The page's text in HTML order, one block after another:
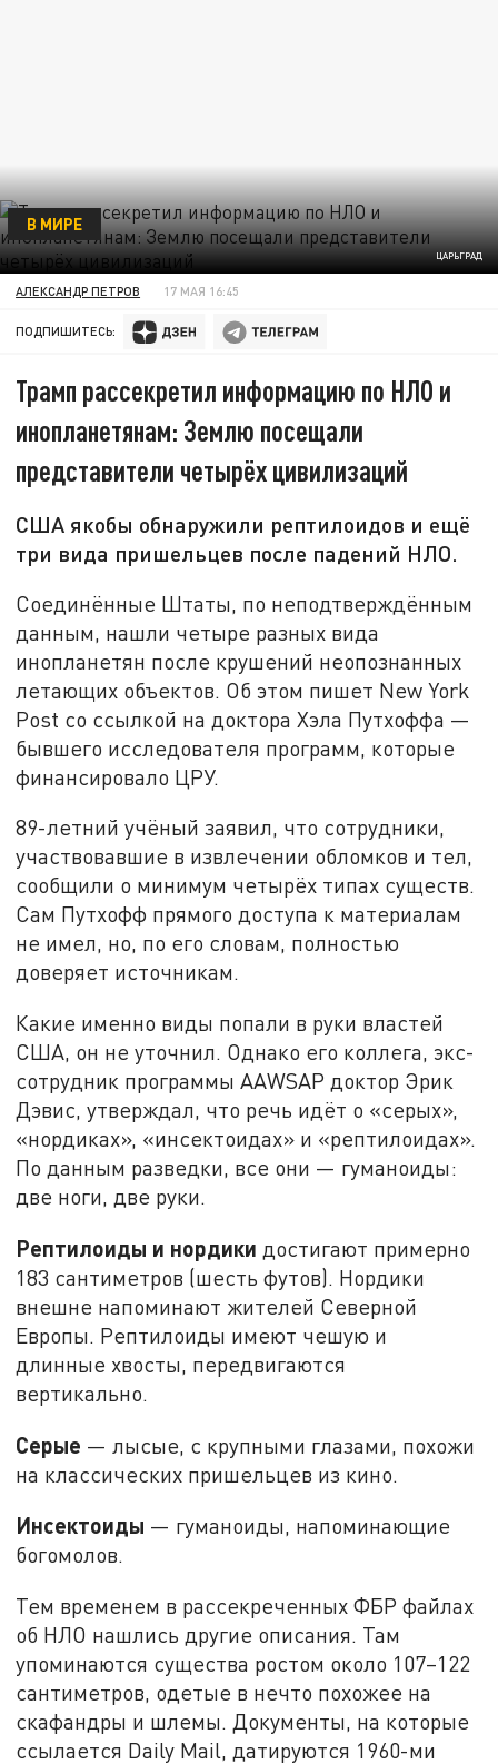
ЦАРЬГРАД
В МИРЕ
АЛЕКСАНДР ПЕТРОВ 17 МАЯ 16:45
ПОДПИШИТЕСЬ:
Трамп рассекретил информацию по НЛО и
инопланетянам: Землю посещали
представители четырёх цивилизаций
США якобы обнаружили рептилоидов и ещё
три вида пришельцев после падений НЛО.
Соединённые Штаты, по неподтверждённым
данным, нашли четыре разных вида
инопланетян после крушений неопознанных
летающих объектов. Об этом пишет New York
Post со ссылкой на доктора Хэла Путхоффа —
бывшего исследователя программ, которые
финансировало ЦРУ.
89-летний учёный заявил, что сотрудники,
участвовавшие в извлечении обломков и тел,
сообщили о минимум четырёх типах существ.
Сам Путхофф прямого доступа к материалам
не имел, но, по его словам, полностью
доверяет источникам.
Какие именно виды попали в руки властей
США, он не уточнил. Однако его коллега, экс-
сотрудник программы AAWSAP доктор Эрик
Дэвис, утверждал, что речь идёт о «серых»,
«нордиках», «инсектоидах» и «рептилоидах».
По данным разведки, все они — гуманоиды:
две ноги, две руки.
Рептилоиды и нордики достигают примерно
183 сантиметров (шесть футов). Нордики
внешне напоминают жителей Северной
Европы. Рептилоиды имеют чешую и
длинные хвосты, передвигаются
вертикально.
Серые — лысые, с крупными глазами, похожи
на классических пришельцев из кино.
Инсектоиды — гуманоиды, напоминающие
богомолов.
Тем временем в рассекреченных ФБР файлах
об НЛО нашлись другие описания. Там
упоминаются существа ростом около 107–122
сантиметров, одетые в нечто похожее на
скафандры и шлемы. Документы, на которые
ссылается Daily Mail, датируются 1960-ми